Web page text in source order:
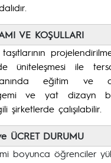
VE KOŞULLARI
üniteleşmesi ile
eğitim ve
ve yat dizayn
şirketlerde çalışılabilir.
ÜCRET DURUMU
boyunca öğrenciler